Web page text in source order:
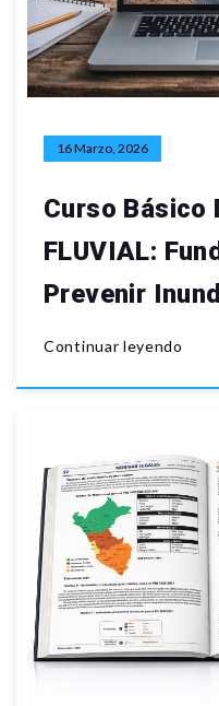
16 Marzo, 2026
Curso Básico
FLUVIAL:
Prevenir
Continuar leyendo